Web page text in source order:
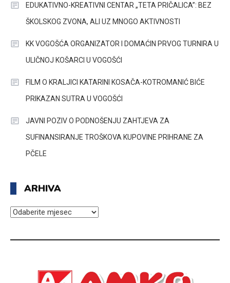
EDUKATIVNO-KREATIVNI CENTAR „TETA PRIČALICA”: BEZ
ŠKOLSKOG ZVONA, ALI UZ MNOGO AKTIVNOSTI
KK VOGOŠĆA ORGANIZATOR I DOMAĆIN PRVOG TURNIRA U
ULIČNOJ KOŠARCI U VOGOŠĆI
FILM O KRALJICI KATARINI KOSAČA-KOTROMANIĆ BIĆE
PRIKAZAN SUTRA U VOGOŠĆI
JAVNI POZIV O PODNOŠENJU ZAHTJEVA ZA
SUFINANSIRANJE TROŠKOVA KUPOVINE PRIHRANE ZA
PČELE
ARHIVA
ARHIVA